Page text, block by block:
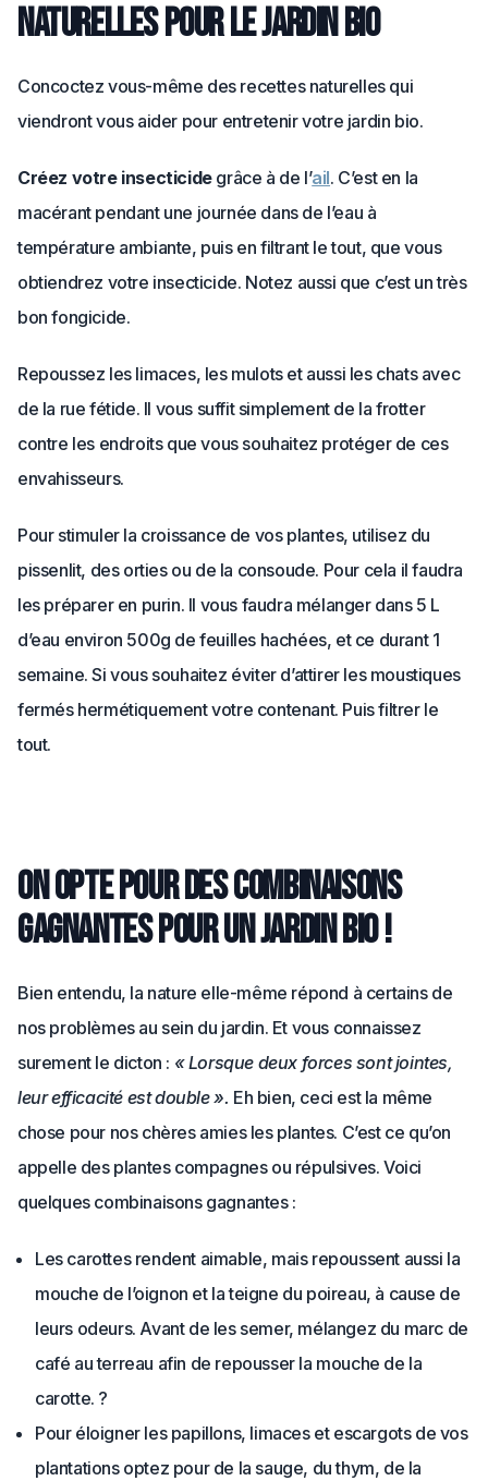
naturelles pour le jardin bio
Concoctez vous-même des recettes naturelles qui
viendront vous aider pour entretenir votre jardin bio.
Créez votre insecticidegrâce à de l’ail. C’est en la
macérant pendant une journée dans de l’eau à
température ambiante, puis en filtrant le tout, que vous
obtiendrez votre insecticide. Notez aussi que c’est un très
bon fongicide.
Repoussez les limaces, les mulots et aussi les chats avec
de la rue fétide. Il vous suffit simplement de la frotter
contre les endroits que vous souhaitez protéger de ces
envahisseurs.
Pour stimuler la croissance de vos plantes, utilisez du
pissenlit, des orties ou de la consoude. Pour cela il faudra
les préparer en purin. Il vous faudra mélanger dans 5 L
d’eau environ 500g de feuilles hachées, et ce durant 1
semaine. Si vous souhaitez éviter d’attirer les moustiques
fermés hermétiquement votre contenant. Puis filtrer le
tout.
On opte pour des combinaisons
gagnantes pour un jardin bio !
Bien entendu, la nature elle-même répond à certains de
nos problèmes au sein du jardin. Et vous connaissez
surement le dicton : « Lorsque deux forces sont jointes,
leur efficacité est double ». Eh bien, ceci est la même
chose pour nos chères amies les plantes. C’est ce qu’on
appelle des plantes compagnes ou répulsives. Voici
quelques combinaisons gagnantes :
Les carottes rendent aimable, mais repoussent aussi la
mouche de l’oignon et la teigne du poireau, à cause de
leurs odeurs. Avant de les semer, mélangez du marc de
café au terreau afin de repousser la mouche de la
carotte. ?
Pour éloigner les papillons, limaces et escargots de vos
plantations optez pour de la sauge, du thym, de la